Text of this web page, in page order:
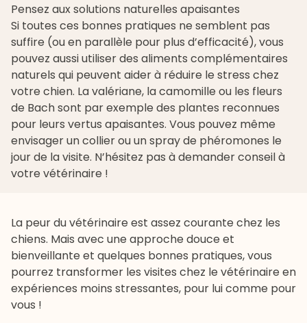
Pensez aux solutions naturelles apaisantes
Si toutes ces bonnes pratiques ne semblent pas
suffire (ou en parallèle pour plus d’efficacité), vous
pouvez aussi utiliser des aliments complémentaires
naturels qui peuvent aider à réduire le stress chez
votre chien. La valériane, la camomille ou les fleurs
de Bach sont par exemple des plantes reconnues
pour leurs vertus apaisantes. Vous pouvez même
envisager un collier ou un spray de phéromones le
jour de la visite. N’hésitez pas à demander conseil à
votre vétérinaire !
La peur du vétérinaire est assez courante chez les
chiens. Mais avec une approche douce et
bienveillante et quelques bonnes pratiques, vous
pourrez transformer les visites chez le vétérinaire en
expériences moins stressantes, pour lui comme pour
vous !